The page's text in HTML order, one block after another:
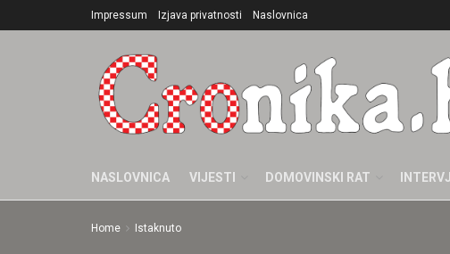
Impressum Izjava privatnosti Naslovnica
NASLOVNICA VIJESTI DOMOVINSKI RAT
Home Istaknuto